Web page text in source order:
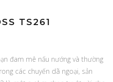
TS261
đam mê nấu nướng và thường
các chuyến dã ngoại, sản